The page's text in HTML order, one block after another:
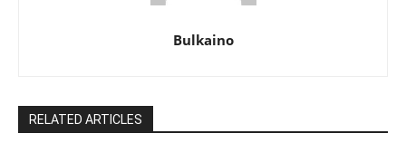
Bulkaino
RELATED ARTICLES